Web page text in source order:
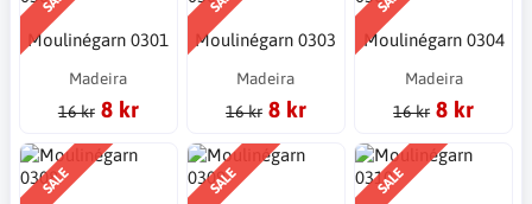
Moulinégarn 0301
Madeira
16 kr 8 kr
Moulinégarn 0303
Madeira
16 kr 8 kr
Moulinégarn 0304
Madeira
16 kr 8 kr
SALE SALE SALE